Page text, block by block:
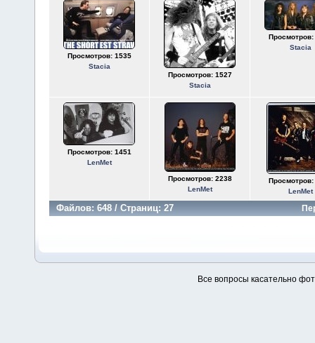
Просмотров: 1535
Stacia
Просмотров: 1527
Stacia
Просмотров:
Stacia
Просмотров: 1451
LenMet
Просмотров: 2238
LenMet
Просмотров:
LenMet
Файлов: 648 / Страниц: 27
Все вопросы касательно